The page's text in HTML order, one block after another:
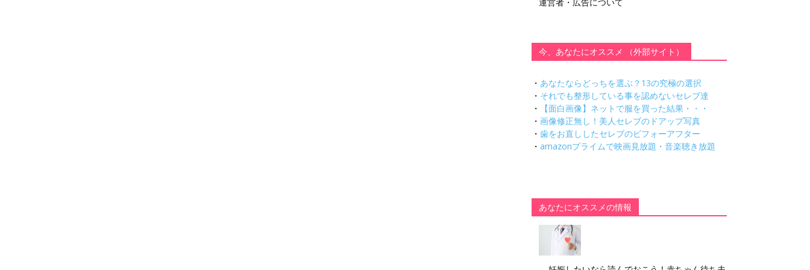
今、あなたにオススメ （外部サイト）
・ あなたならどっちを選ぶ？13の究極の選択
・ それでも整形している事を認めないセレブ達
・
【面白画像】ネットで服を買った結果・・・
・ 画像修正無し！美人セレブのドアップ写真
・ 歯をお直ししたセレブのビフォーアフター
・ amazonプライムで映画見放題・音楽聴き放題
あなたにオススメの情報